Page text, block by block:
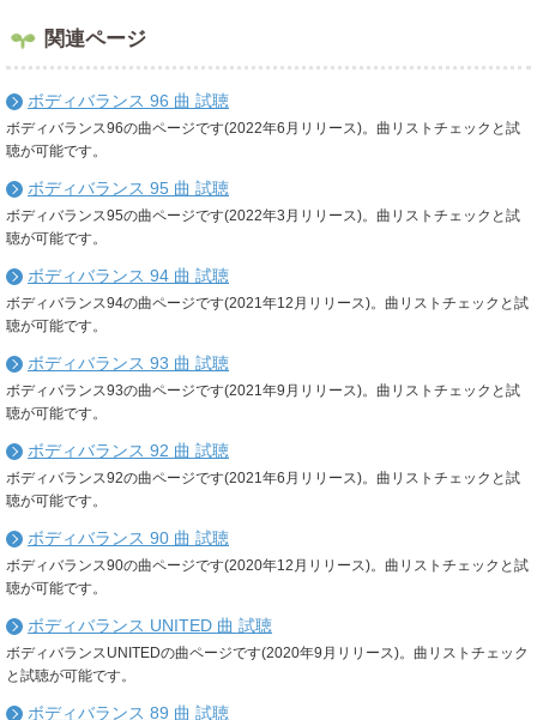
関連ページ
ボディバランス 96 曲 試聴
ボディバランス96の曲ページです(2022年6月リリース)。曲リストチェックと試
聴が可能です。
ボディバランス 95 曲 試聴
ボディバランス95の曲ページです(2022年3月リリース)。曲リストチェックと試
聴が可能です。
ボディバランス 94 曲 試聴
ボディバランス94の曲ページです(2021年12月リリース)。曲リストチェックと試
聴が可能です。
ボディバランス 93 曲 試聴
ボディバランス93の曲ページです(2021年9月リリース)。曲リストチェックと試
聴が可能です。
ボディバランス 92 曲 試聴
ボディバランス92の曲ページです(2021年6月リリース)。曲リストチェックと試
聴が可能です。
ボディバランス 90 曲 試聴
ボディバランス90の曲ページです(2020年12月リリース)。曲リストチェックと試
聴が可能です。
ボディバランス UNITED 曲 試聴
ボディバランスUNITEDの曲ページです(2020年9月リリース)。曲リストチェック
と試聴が可能です。
ボディバランス 89 曲 試聴